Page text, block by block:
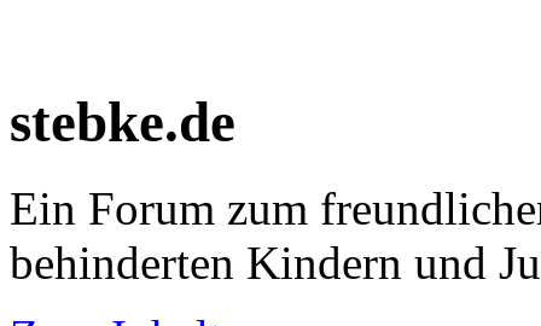
stebke.de
Ein Forum zum
behinderten Kindern und